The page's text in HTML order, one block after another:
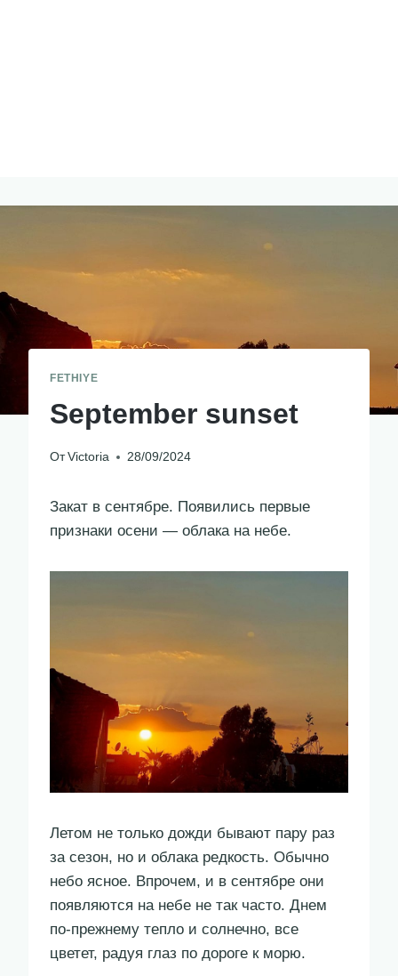
FETHIYE
September sunset
От Victoria 28/09/2024
Закат в сентябре. Появились первые
признаки осени — облака на небе.
Летом не только дожди бывают пару раз
за сезон, но и облака редкость. Обычно
небо ясное. Впрочем, и в сентябре они
появляются на небе не так часто. Днем
по-прежнему тепло и солнечно, все
цветет, радуя глаз по дороге к морю.